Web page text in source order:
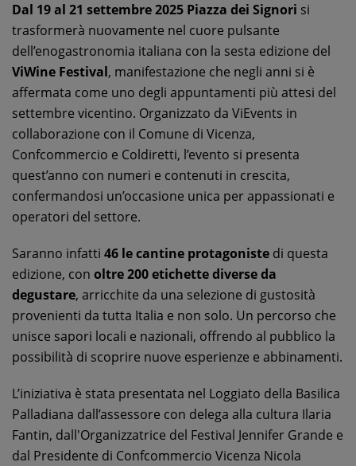
Dal 19 al 21 settembre 2025 Piazza dei Signori si
trasformerà nuovamente nel cuore pulsante
dell’enogastronomia italiana con la sesta edizione del
ViWine Festival, manifestazione che negli anni si è
affermata come uno degli appuntamenti più attesi del
settembre vicentino. Organizzato da ViEvents in
collaborazione con il Comune di Vicenza,
Confcommercio e Coldiretti, l’evento si presenta
quest’anno con numeri e contenuti in crescita,
confermandosi un’occasione unica per appassionati e
operatori del settore.
Saranno infatti 46 le cantine protagoniste di questa
edizione, con oltre 200 etichette diverse da
degustare, arricchite da una selezione di gustosità
provenienti da tutta Italia e non solo. Un percorso che
unisce sapori locali e nazionali, offrendo al pubblico la
possibilità di scoprire nuove esperienze e abbinamenti.
L’iniziativa è stata presentata nel Loggiato della Basilica
Palladiana dall’assessore con delega alla cultura Ilaria
Fantin, dall'Organizzatrice del Festival Jennifer Grande e
dal Presidente di Confcommercio Vicenza Nicola